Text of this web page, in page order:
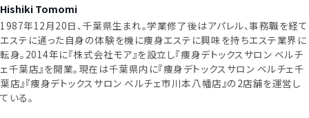
Hishiki Tomomi
1987年12月20日、千葉県生まれ。学業修了後はアパレル、事務職を経て
エステに通った自身の体験を機に痩身エステに興味を持ちエステ業界に
転身。2014年に『株式会社モア』を設立し『痩身デトックスサロン ベルチ
ェ千葉店』を開業。現在は千葉県内に『痩身デトックスサロン ベルチェ千
葉店』『痩身デトックスサロン ベルチェ市川本八幡店』の2店舗を運営し
ている。